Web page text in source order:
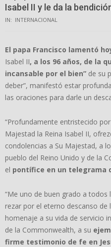
Isabel II y le da la
IN: INTERNACIONAL
El papa Francisco lamentó
Isabel II, a los 96 años, de la
incansable por el bien” de su
deber”, manifestó estar
las oraciones para darle un
“Profundamente entristecido
Majestad la Reina Isabel II,
condolencias a Su Majestad, a
pueblo del Reino Unido y de la
el pontífice en un telegrama
“Me uno de buen grado a todos
rezar por el eterno descanso de
homenaje a su vida de servicio
de la Commonwealth, a su
firme testimonio de fe en